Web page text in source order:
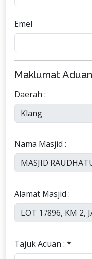
Emel
Maklumat Aduan
Daerah :
Nama Masjid :
Alamat Masjid :
Tajuk Aduan : *